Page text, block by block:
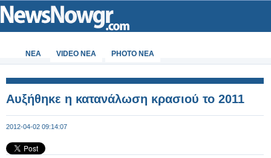
ΝΕΑ VIDEO NEA PHOTO NEA
Αυξήθηκε η κατανάλωση κρασιού το 2011
2012-04-02 09:14:07